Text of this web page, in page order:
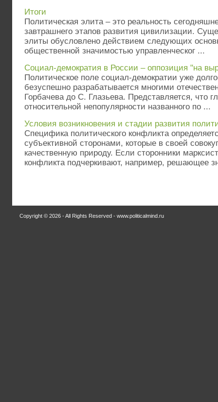
Итоги
Политическая элита – это реальность
завтрашнего этапов развития цивилизации.
элиты обусловлено действием следующих
общественной значимостью управленческог ...
Социал-демократия в России – оппозиция "на
Политическое поле социал-демократии уже
безуспешно разрабатывается многими
Горбачева до С. Глазьева. Представляется, что
относительной непопулярности названного по ...
Условия возникновения и стадии развития
Специфика политического конфликта
субъективной сторонами, которые в своей
качественную природу. Если сторонники
конфликта подчеркивают, например, решающее
Copyright © 2026 - All Rights Reserved - www.politicalmind.ru